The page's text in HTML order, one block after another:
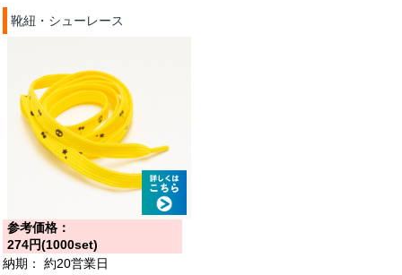
靴紐・シューレース
参考価格：
274円(1000set)
納期：
約20営業日